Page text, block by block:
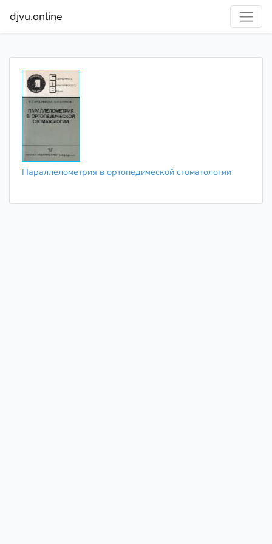
djvu.online
Параллелометрия в ортопедической стоматологии